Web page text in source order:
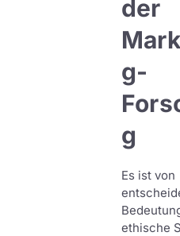
der
g-
g
Es ist von
ethische